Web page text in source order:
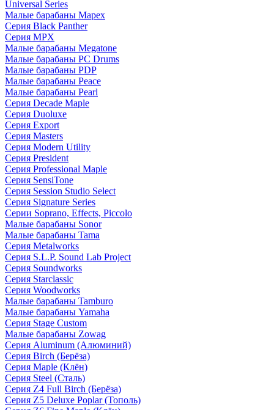
Universal Series
Малые барабаны Mapex
Серия Black Panther
Серия MPX
Малые барабаны Megatone
Малые барабаны PC Drums
Малые барабаны PDP
Малые барабаны Peace
Малые барабаны Pearl
Серия Decade Maple
Серия Duoluxe
Серия Export
Серия Masters
Серия Modern Utility
Серия President
Серия Professional Maple
Серия SensiTone
Серия Session Studio Select
Серия Signature Series
Серии Soprano, Effects, Piccolo
Малые барабаны Sonor
Малые барабаны Tama
Серия Metalworks
Серия S.L.P. Sound Lab Project
Серия Soundworks
Серия Starclassic
Серия Woodworks
Малые барабаны Tamburo
Малые барабаны Yamaha
Серия Stage Custom
Малые барабаны Zowag
Серия Aluminum (Алюминий)
Серия Birch (Берёза)
Серия Maple (Клён)
Серия Steel (Сталь)
Серия Z4 Full Birch (Берёза)
Серия Z5 Deluxe Poplar (Тополь)